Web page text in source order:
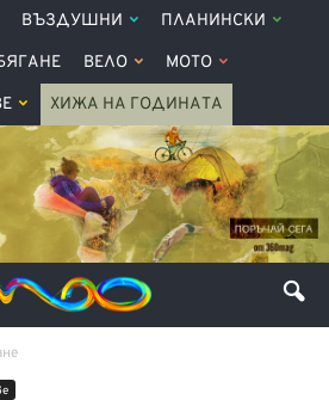
ВЪЗДУШНИ ПЛАНИНСКИ
ВЕЛО МОТО
ХИЖА НА ГОДИНАТА